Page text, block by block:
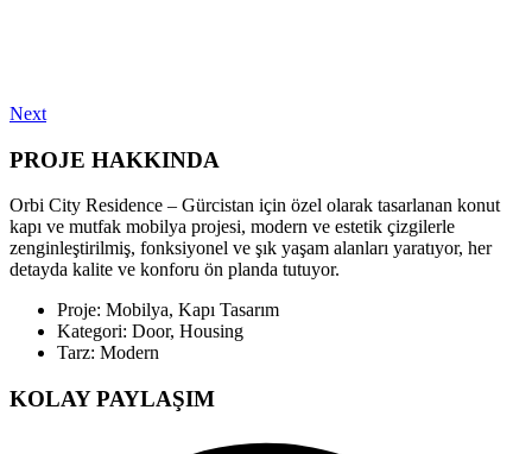
Next
PROJE HAKKINDA
Orbi City Residence – Gürcistan için özel olarak tasarlanan konut
kapı ve mutfak mobilya projesi, modern ve estetik çizgilerle
zenginleştirilmiş, fonksiyonel ve şık yaşam alanları yaratıyor, her
detayda kalite ve konforu ön planda tutuyor.
Proje: Mobilya, Kapı Tasarım
Kategori: Door, Housing
Tarz: Modern
KOLAY PAYLAŞIM